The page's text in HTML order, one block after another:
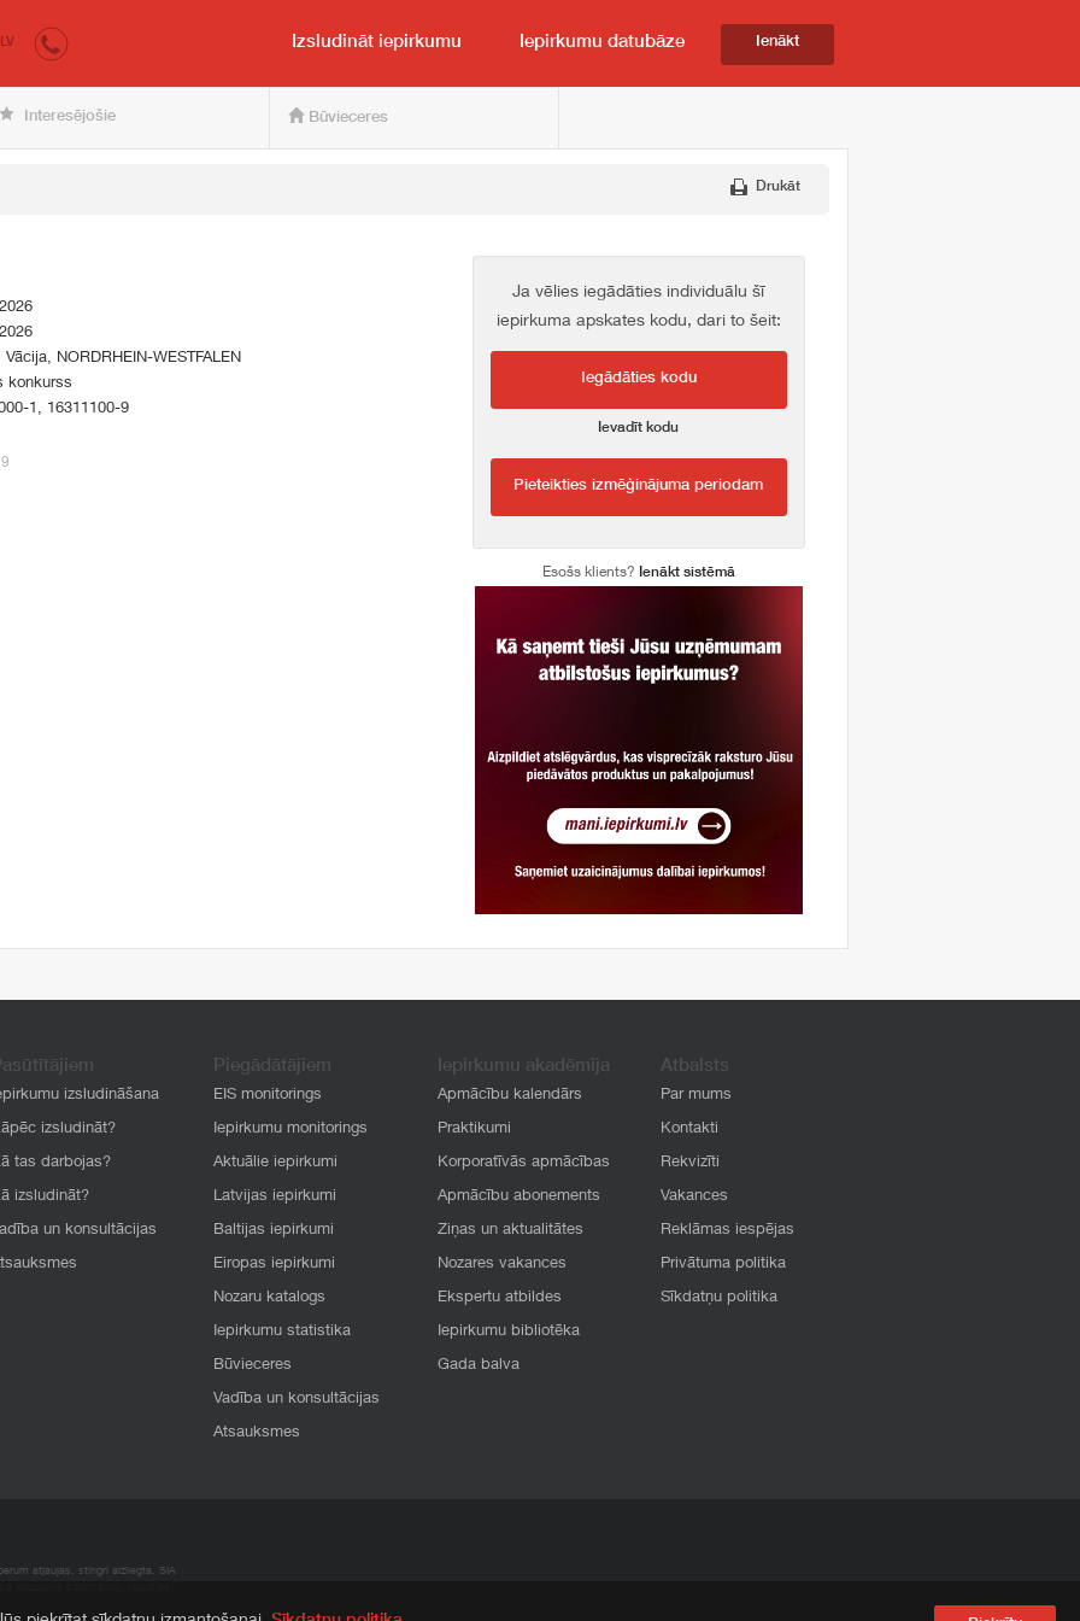
pircējam un pārdevējam
LV Izsludināt iepirkumu Iepirkumu datubāze Ienākt
Interesējošie Būvieceres
Drukāt
Vācija, NORDRHEIN-WESTFALEN
konkurss
1, 16311100-9
Ja vēlies iegādāties individuālu šī
iepirkuma apskates kodu, dari to šeit:
Iegādāties kodu
Ievadīt kodu
Pieteikties izmēģinājuma periodam
Esošs klients? Ienākt sistēmā
izsludināšana
izsludināt?
tas darbojas?
izsludināt?
un konsultācijas
Piegādātājiem
EIS monitorings
Iepirkumu monitorings
Aktuālie iepirkumi
Latvijas iepirkumi
Baltijas iepirkumi
Eiropas iepirkumi
Nozaru katalogs
Iepirkumu statistika
Būvieceres
Vadība un konsultācijas
Atsauksmes
Iepirkumu akadēmija
Apmācību kalendārs
Praktikumi
Korporatīvās apmācības
Apmācību abonements
Ziņas un aktualitātes
Nozares vakances
Ekspertu atbildes
Iepirkumu bibliotēka
Gada balva
Atbalsts
Par mums
Kontakti
Rekvizīti
Vakances
Reklāmas iespējas
Privātuma politika
Sīkdatņu politika
atļaujas, stingri aizliegta. SIA